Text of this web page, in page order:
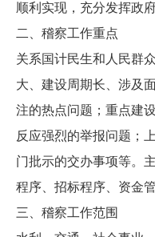
顺利实现，充分发挥政
二、稽察工作重点
关系国计民生和人民群
大、建设周期长、涉及
注的热点问题；重点建
反应强烈的举报问题；
门批示的交办事项等。
程序、招标程序、资金
三、稽察工作范围